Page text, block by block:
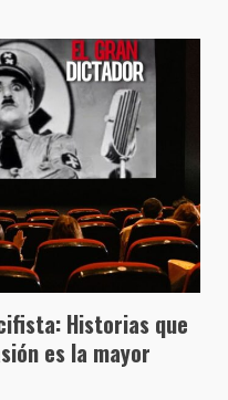
Historias que
es la mayor